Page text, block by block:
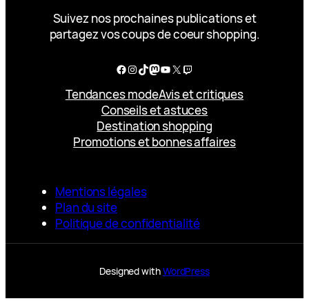
Suivez nos prochaines publications et
partagez vos coups de coeur shopping.
Facebook
Instagram
TikTok
Mastodon
YouTube
X Twitch
Tendances modeAvis et critiques
Conseils et astuces
Destination shopping
Promotions et bonnes affaires
Mentions légales
Plan du site
Politique de confidentialité
Designed withWordPress